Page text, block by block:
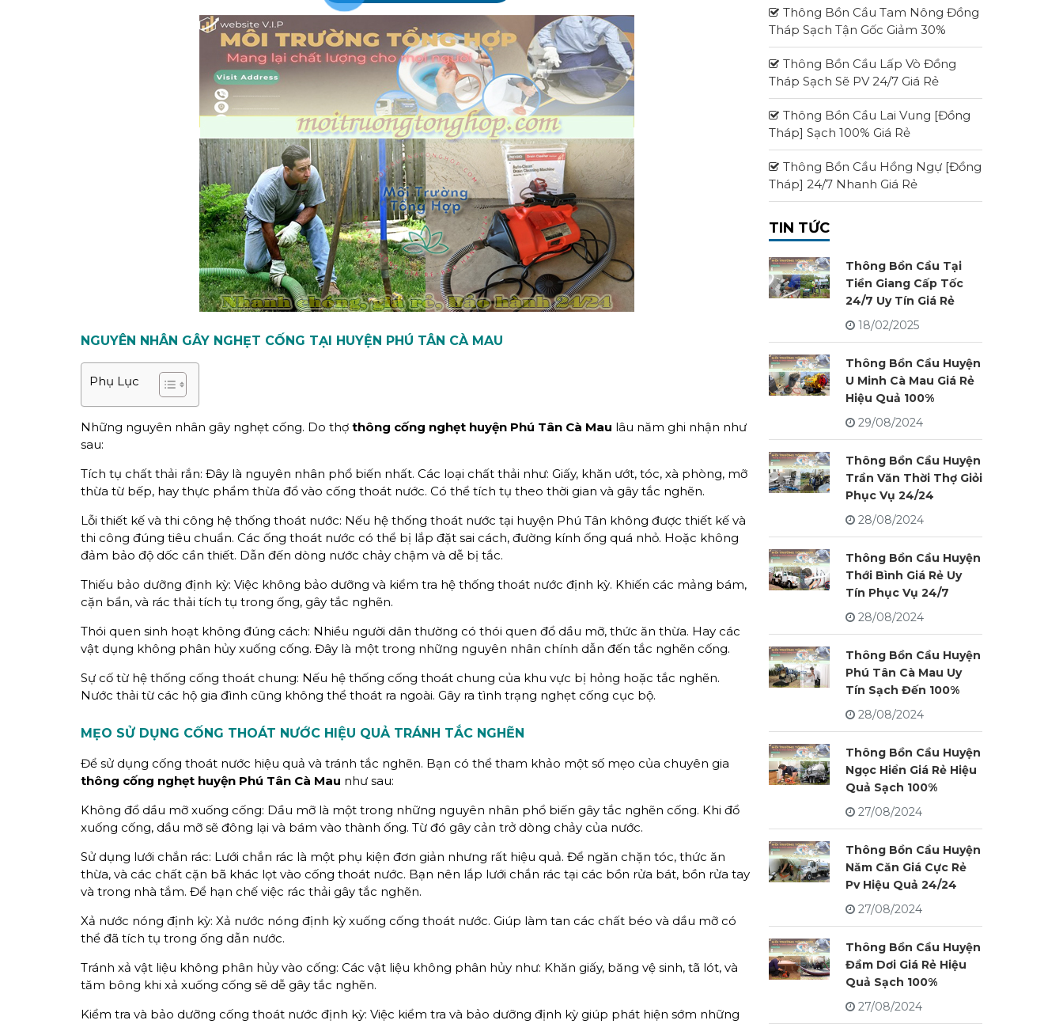
NGUYÊN NHÂN GÂY NGHẸT CỐNG TẠI HUYỆN PHÚ TÂN CÀ MAU
Phụ Lục
Những nguyên nhân gây nghẹt cống. Do thợ thông cống nghẹt huyện Phú Tân Cà Mau lâu năm ghi nhận như
sau:
Tích tụ chất thải rắn: Đây là nguyên nhân phổ biến nhất. Các loại chất thải như: Giấy, khăn ướt, tóc, xà phòng, mỡ
thừa từ bếp, hay thực phẩm thừa đổ vào cống thoát nước. Có thể tích tụ theo thời gian và gây tắc nghẽn.
Lỗi thiết kế và thi công hệ thống thoát nước: Nếu hệ thống thoát nước tại huyện Phú Tân không được thiết kế và
thi công đúng tiêu chuẩn. Các ống thoát nước có thể bị lắp đặt sai cách, đường kính ống quá nhỏ. Hoặc không
đảm bảo độ dốc cần thiết. Dẫn đến dòng nước chảy chậm và dễ bị tắc.
Thiếu bảo dưỡng định kỳ: Việc không bảo dưỡng và kiểm tra hệ thống thoát nước định kỳ. Khiến các mảng bám,
cặn bẩn, và rác thải tích tụ trong ống, gây tắc nghẽn.
Thói quen sinh hoạt không đúng cách: Nhiều người dân thường có thói quen đổ dầu mỡ, thức ăn thừa. Hay các
vật dụng không phân hủy xuống cống. Đây là một trong những nguyên nhân chính dẫn đến tắc nghẽn cống.
Sự cố từ hệ thống cống thoát chung: Nếu hệ thống cống thoát chung của khu vực bị hỏng hoặc tắc nghẽn.
Nước thải từ các hộ gia đình cũng không thể thoát ra ngoài. Gây ra tình trạng nghẹt cống cục bộ.
MẸO SỬ DỤNG CỐNG THOÁT NƯỚC HIỆU QUẢ TRÁNH TẮC NGHẼN
Để sử dụng cống thoát nước hiệu quả và tránh tắc nghẽn. Bạn có thể tham khảo một số mẹo của chuyên gia
thông cống nghẹt huyện Phú Tân Cà Mau như sau:
Không đổ dầu mỡ xuống cống: Dầu mỡ là một trong những nguyên nhân phổ biến gây tắc nghẽn cống. Khi đổ
xuống cống, dầu mỡ sẽ đông lại và bám vào thành ống. Từ đó gây cản trở dòng chảy của nước.
Sử dụng lưới chắn rác: Lưới chắn rác là một phụ kiện đơn giản nhưng rất hiệu quả. Để ngăn chặn tóc, thức ăn
thừa, và các chất cặn bã khác lọt vào cống thoát nước. Bạn nên lắp lưới chắn rác tại các bồn rửa bát, bồn rửa tay
và trong nhà tắm. Để hạn chế việc rác thải gây tắc nghẽn.
Xả nước nóng định kỳ: Xả nước nóng định kỳ xuống cống thoát nước. Giúp làm tan các chất béo và dầu mỡ có
thể đã tích tụ trong ống dẫn nước.
Tránh xả vật liệu không phân hủy vào cống: Các vật liệu không phân hủy như: Khăn giấy, băng vệ sinh, tã lót, và
tăm bông khi xả xuống cống sẽ dễ gây tắc nghẽn.
Kiểm tra và bảo dưỡng cống thoát nước định kỳ: Việc kiểm tra và bảo dưỡng định kỳ giúp phát hiện sớm những
Thông Bồn Cầu Tam Nông Đồng
Tháp Sạch Tận Gốc Giảm 30%
Thông Bồn Cầu Lấp Vò Đồng
Tháp Sạch Sẽ PV 24/7 Giá Rẻ
Thông Bồn Cầu Lai Vung [Đồng
Tháp] Sạch 100% Giá Rẻ
Thông Bồn Cầu Hồng Ngự [Đồng
Tháp] 24/7 Nhanh Giá Rẻ
TIN TỨC
Thông Bồn Cầu Tại
Tiền Giang Cấp Tốc
24/7 Uy Tín Giá Rẻ
18/02/2025
Thông Bồn Cầu Huyện
U Minh Cà Mau Giá Rẻ
Hiệu Quả 100%
29/08/2024
Thông Bồn Cầu Huyện
Trần Văn Thời Thợ Giỏi
Phục Vụ 24/24
28/08/2024
Thông Bồn Cầu Huyện
Thới Bình Giá Rẻ Uy
Tín Phục Vụ 24/7
28/08/2024
Thông Bồn Cầu Huyện
Phú Tân Cà Mau Uy
Tín Sạch Đến 100%
28/08/2024
Thông Bồn Cầu Huyện
Ngọc Hiển Giá Rẻ Hiệu
Quả Sạch 100%
27/08/2024
Thông Bồn Cầu Huyện
Năm Căn Giá Cực Rẻ
Pv Hiệu Quả 24/24
27/08/2024
Thông Bồn Cầu Huyện
Đầm Dơi Giá Rẻ Hiệu
Quả Sạch 100%
27/08/2024